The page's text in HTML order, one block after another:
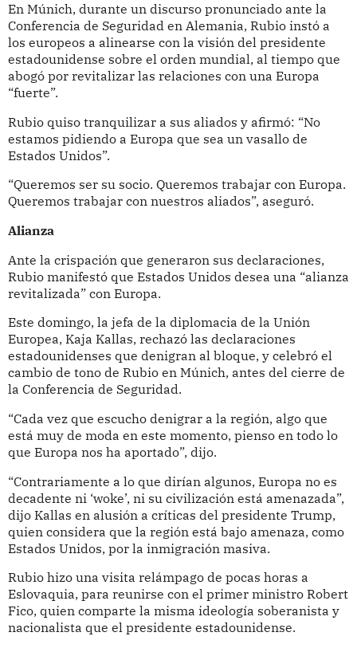
En Múnich, durante un discurso pronunciado ante la
Conferencia de Seguridad en Alemania, Rubio instó a
los europeos a alinearse con la visión del presidente
estadounidense sobre el orden mundial, al tiempo que
abogó por revitalizar las relaciones con una Europa
“fuerte”.
Rubio quiso tranquilizar a sus aliados y afirmó: “No
estamos pidiendo a Europa que sea un vasallo de
Estados Unidos”.
“Queremos ser su socio. Queremos trabajar con Europa.
Queremos trabajar con nuestros aliados”, aseguró.
Alianza
Ante la crispación que generaron sus declaraciones,
Rubio manifestó que Estados Unidos desea una “alianza
revitalizada” con Europa.
Este domingo, la jefa de la diplomacia de la Unión
Europea, Kaja Kallas, rechazó las declaraciones
estadounidenses que denigran al bloque, y celebró el
cambio de tono de Rubio en Múnich, antes del cierre de
la Conferencia de Seguridad.
“Cada vez que escucho denigrar a la región, algo que
está muy de moda en este momento, pienso en todo lo
que Europa nos ha aportado”, dijo.
“Contrariamente a lo que dirían algunos, Europa no es
decadente ni ‘woke’, ni su civilización está amenazada”,
dijo Kallas en alusión a críticas del presidente Trump,
quien considera que la región está bajo amenaza, como
Estados Unidos, por la inmigración masiva.
Rubio hizo una visita relámpago de pocas horas a
Eslovaquia, para reunirse con el primer ministro Robert
Fico, quien comparte la misma ideología soberanista y
nacionalista que el presidente estadounidense.